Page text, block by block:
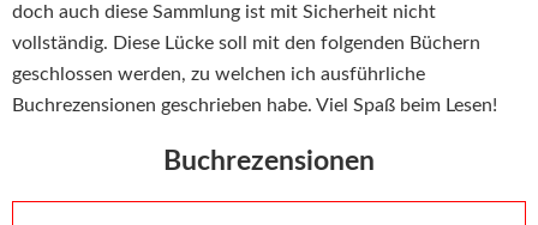
doch auch diese Sammlung ist mit Sicherheit nicht
vollständig. Diese Lücke soll mit den folgenden Büchern
geschlossen werden, zu welchen ich ausführliche
Buchrezensionen geschrieben habe. Viel Spaß beim Lesen!
Buchrezensionen